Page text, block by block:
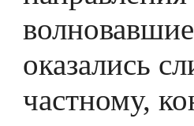
оказались
частному,